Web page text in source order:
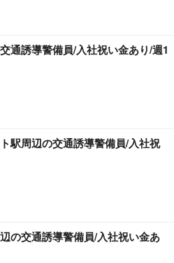
通誘導警備員/入社祝い金あり/週1
駅周辺の交通誘導警備員/入社祝
の交通誘導警備員/入社祝い金あ